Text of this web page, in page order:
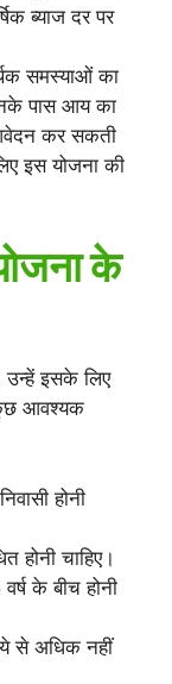
ब्याज दर पर
समस्याओं का
पास आय का
कर सकती
इस योजना की
के
उन्हें इसके लिए
आवश्यक
होनी
होनी चाहिए।
के बीच होनी
से अधिक नहीं